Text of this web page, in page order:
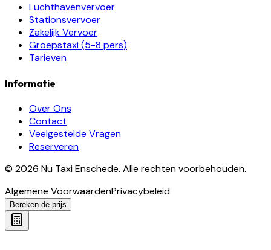
Luchthavenvervoer
Stationsvervoer
Zakelijk Vervoer
Groepstaxi (5-8 pers)
Tarieven
Informatie
Over Ons
Contact
Veelgestelde Vragen
Reserveren
© 2026 Nu Taxi Enschede. Alle rechten voorbehouden.
Algemene VoorwaardenPrivacybeleid
Bereken de prijs